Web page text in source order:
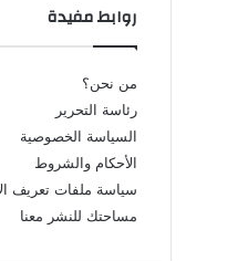
روابط مفيدة
من نحن؟
رئاسة التحرير
السياسة الخصوصية
الأحكام والشروط
سياسة ملفات تعريف
مساحتك للنشر معنا